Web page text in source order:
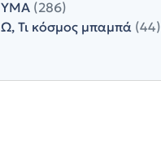
ΥΜΑ(286)
Ω, Τι κόσμος μπαμπά(44)